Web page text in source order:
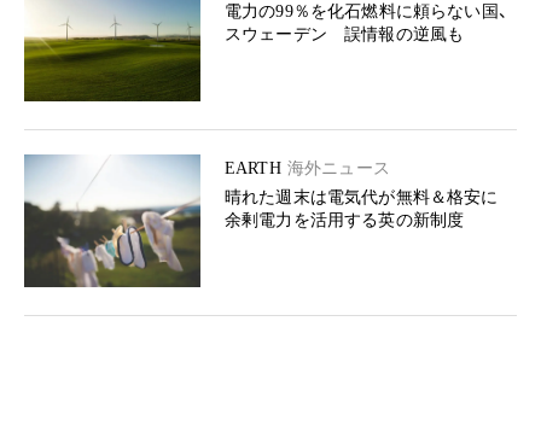
電力の99％を化石燃料に頼らない国、
スウェーデン 誤情報の逆風も
EARTH 海外ニュース
晴れた週末は電気代が無料＆格安に
余剰電力を活用する英の新制度